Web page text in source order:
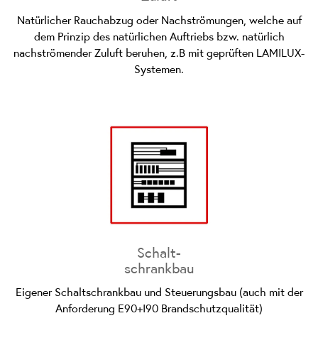
Natürlicher Rauchabzug oder Nachströmungen, welche auf
dem Prinzip des natürlichen Auftriebs bzw. natürlich
nachströmender Zuluft beruhen, z.B mit geprüften LAMILUX-
Systemen.
Schalt-
schrankbau
Eigener Schaltschrankbau und Steuerungsbau (auch mit der
Anforderung E90+I90 Brandschutzqualität)